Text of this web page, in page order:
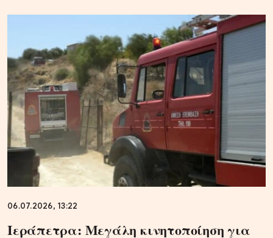
06.07.2026, 13:22
Ιεράπετρα: Μεγάλη κινητοποίηση για